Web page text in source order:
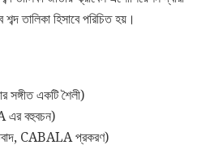
শব্দ তালিকা হিসাবে পরিচিত হয়।
একটি শৈলী)
এর বহুবচন)
CABALA প্রকরণ)